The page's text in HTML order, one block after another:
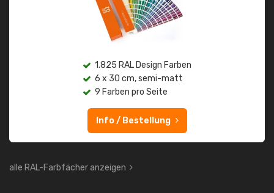
1.825 RAL Design Farben
6 x 30 cm, semi-matt
9 Farben pro Seite
Info / Bestellung
alle RAL-Farbfächer anzeigen